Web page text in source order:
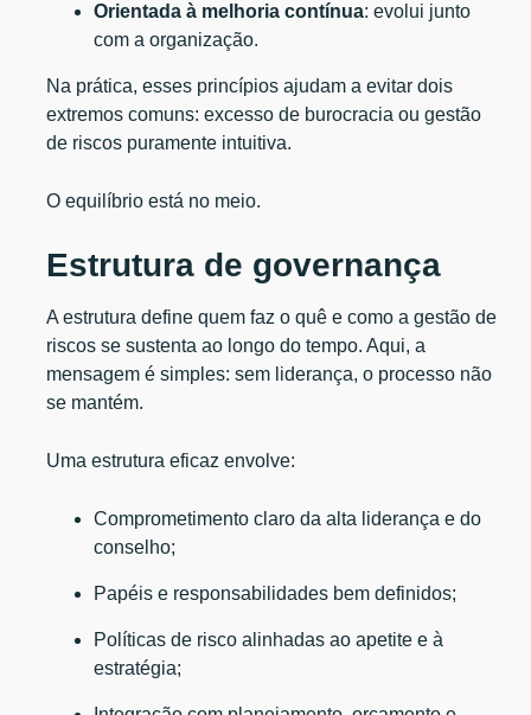
Orientada à melhoria contínua: evolui junto
com a organização.
Na prática, esses princípios ajudam a evitar dois
extremos comuns: excesso de burocracia ou gestão
de riscos puramente intuitiva.
O equilíbrio está no meio.
Estrutura de governança
A estrutura define quem faz o quê e como a gestão de
riscos se sustenta ao longo do tempo. Aqui, a
mensagem é simples: sem liderança, o processo não
se mantém.
Uma estrutura eficaz envolve:
Comprometimento claro da alta liderança e do
conselho;
Papéis e responsabilidades bem definidos;
Políticas de risco alinhadas ao apetite e à
estratégia;